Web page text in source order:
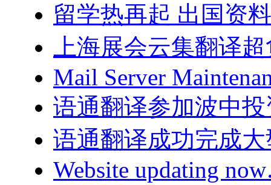
留学热再起 出国资
上海展会云集翻译
Mail Server
语通翻译参加波中
语通翻译成功完成
Website updating